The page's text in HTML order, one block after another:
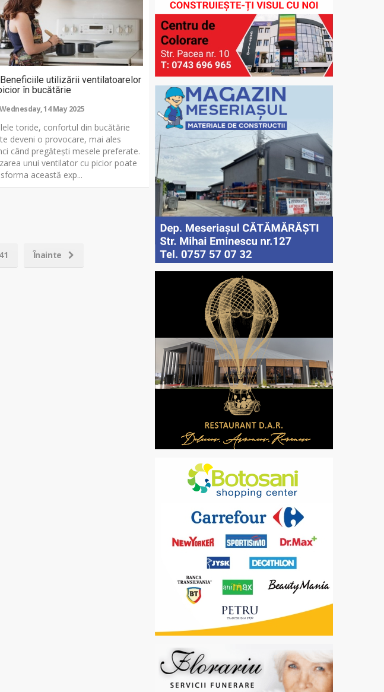
utilizării ventilatoarelor
în bucătărie
Wednesday, 14 May 2025
toride, confortul din bucătărie
deveni o provocare, mai ales
când pregătești mesele preferate.
unui ventilator cu picior poate
această exp...
41 Înainte